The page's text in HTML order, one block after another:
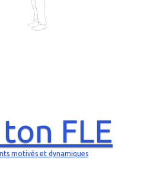
FLE
motivés et dynamiques